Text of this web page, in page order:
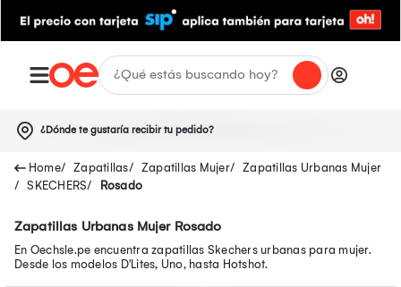
¿Dónde te gustaría recibir tu pedido?
Zapatillas Zapatillas Mujer
Zapatillas Urbanas Mujer
SKECHERS
Rosado
Zapatillas Urbanas Mujer Rosado
En Oechsle.pe encuentra zapatillas Skechers urbanas para mujer.
Desde los modelos D'Lites, Uno, hasta Hotshot.